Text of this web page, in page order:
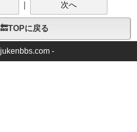
次へ
🔙TOPに戻る
jukenbbs.com-